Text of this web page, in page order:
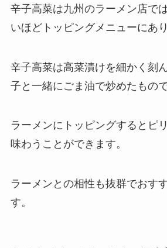
辛子高菜は九州のラーメン店で
いほどトッピングメニューにあり
辛子高菜は高菜漬けを細かく刻
子と一緒にごま油で炒めたもので
ラーメンにトッピングするとピ
味わうことができます。
ラーメンとの相性も抜群でおす
す。